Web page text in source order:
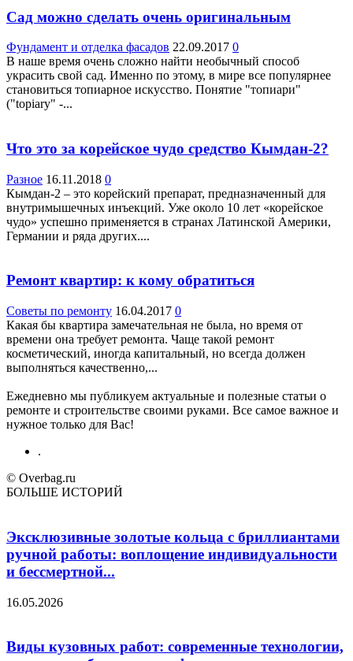
Сад можно сделать очень оригинальным
Фундамент и отделка фасадов 22.09.2017 0
В наше время очень сложно найти необычный способ
украсить свой сад. Именно по этому, в мире все популярнее
становиться топиарное искусство. Понятие "топиари"
("topiary" -...
Что это за корейское чудо средство Кымдан-2?
Разное 16.11.2018 0
Кымдан-2 – это корейский препарат, предназначенный для
внутримышечных инъекций. Уже около 10 лет «корейское
чудо» успешно применяется в странах Латинской Америки,
Германии и ряда других....
Ремонт квартир: к кому обратиться
Советы по ремонту 16.04.2017 0
Какая бы квартира замечательная не была, но время от
времени она требует ремонта. Чаще такой ремонт
косметический, иногда капитальный, но всегда должен
выполняться качественно,...
Ежедневно мы публикуем актуальные и полезные статьи о
ремонте и строительстве своими руками. Все самое важное и
нужное только для Вас!
.
© Overbag.ru
БОЛЬШЕ ИСТОРИЙ
Эксклюзивные золотые кольца с бриллиантами
ручной работы: воплощение индивидуальности
и бессмертной...
16.05.2026
Виды кузовных работ: современные технологии,